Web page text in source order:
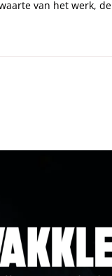
van het werk, de